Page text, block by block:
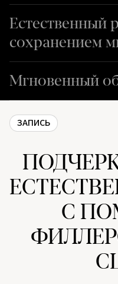
Естественный
сохранением
Мгновенный
ЗАПИСЬ
С